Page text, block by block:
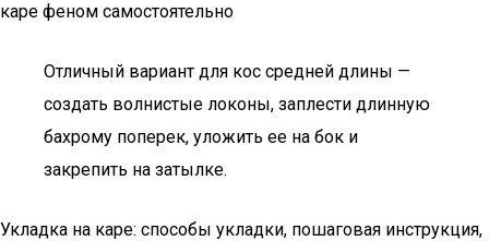
каре феном самостоятельно
Отличный вариант для кос средней длины —
создать волнистые локоны, заплести длинную
бахрому поперек, уложить ее на бок и
закрепить на затылке.
Укладка на каре: способы укладки, пошаговая инструкция,